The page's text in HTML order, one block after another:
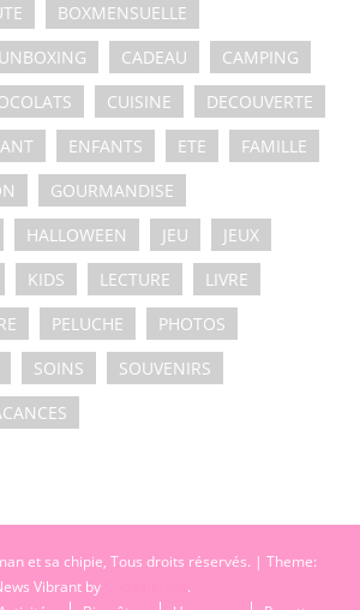
BOXMENSUELLE
CADEAU
CAMPING
CUISINE
DECOUVERTE
ENFANTS ETE
FAMILLE
GOURMANDISE
HALLOWEEN JEU
JEUX
KIDS LECTURE
LIVRE
PELUCHE
PHOTOS
SOINS
SOUVENIRS
et sa chipie, Tous droits réservés. | Theme:
Vibrant by
.